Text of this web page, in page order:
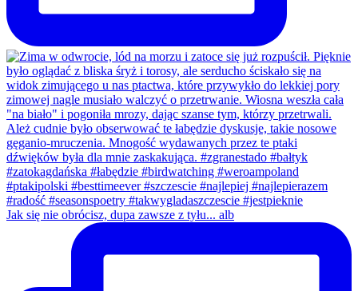
Jak się nie obrócisz, dupa zawsze z tyłu... alb